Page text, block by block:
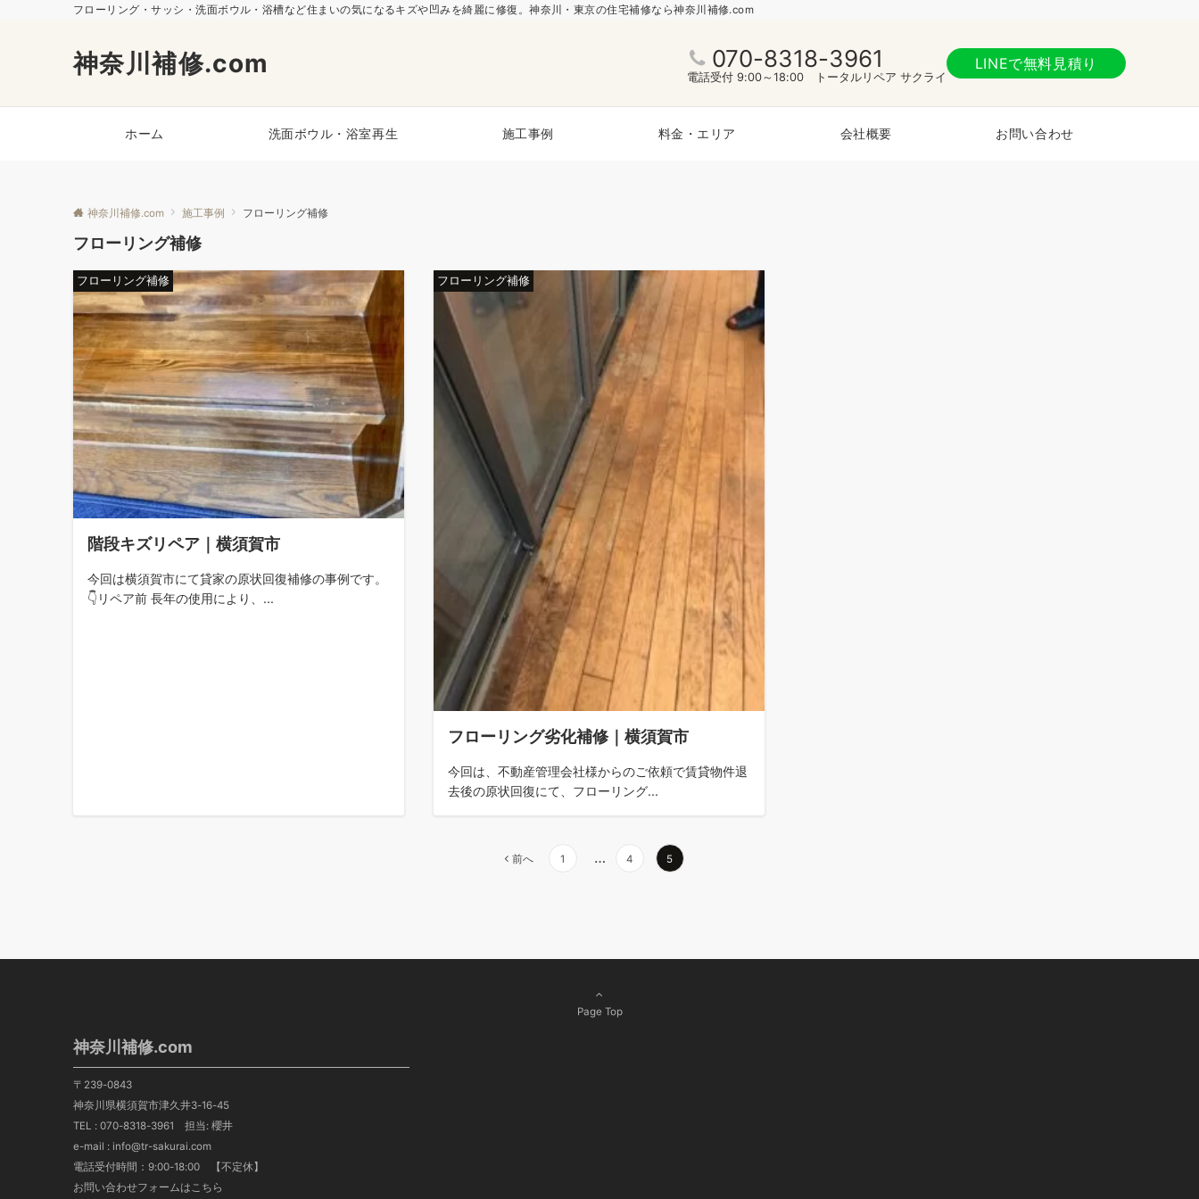
フローリング・サッシ・洗面ボウル・浴槽など住まいの気になるキズや凹みを綺麗に修復。神奈川・東京の住宅補修なら神奈川補修.com
神奈川補修.com 070-8318-3961
電話受付 9:00～18:00 トータルリペア サクライ
LINEで無料見積り
ホーム 洗面ボウル・浴室再生 施工事例 料金・エリア 会社概要 お問い合わせ
神奈川補修.com 施工事例 フローリング補修
フローリング補修
フローリング補修
階段キズリペア｜横須賀市
今回は横須賀市にて貸家の原状回復補修の事例です。
👇リペア前 長年の使用により、...
フローリング補修
フローリング劣化補修｜横須賀市
今回は、不動産管理会社様からのご依頼で賃貸物件退
去後の原状回復にて、フローリング...
前へ 1 … 4 5
Page Top
神奈川補修.com
〒239-0843
神奈川県横須賀市津久井3-16-45
TEL : 070-8318-3961 担当: 櫻井
e-mail : info@tr-sakurai.com
電話受付時間：9:00-18:00 【不定休】
お問い合わせフォームはこちら